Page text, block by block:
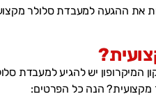
את ההגעה למעבדת סלולר
המיקרופון יש להגיע למעבדת
מקצועית? הנה כל הפרטים: